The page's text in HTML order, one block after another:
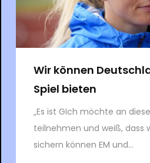
Wir können
Spiel bieten
„Es ist GIch möchte an
teilnehmen und weiß, dass
sichern können EM und...